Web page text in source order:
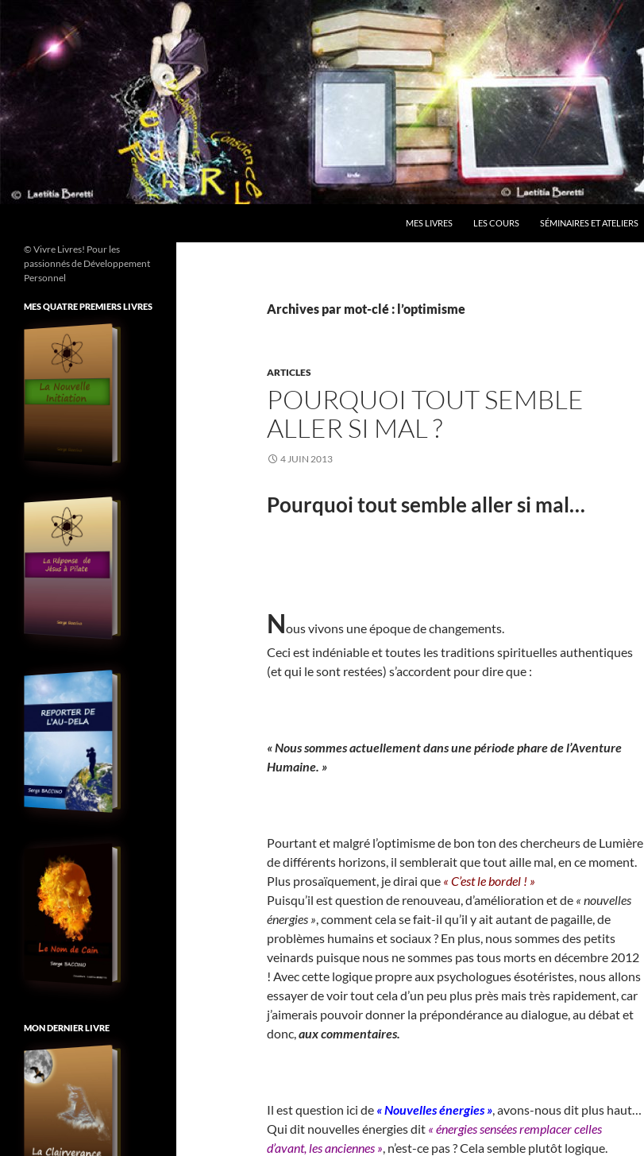
contenu
MES LIVRES LES COURS SÉMINAIRES ET ATELIERS
Archives par mot-clé : l’optimisme
ARTICLES
POURQUOI TOUT SEMBLE
ALLER SI MAL ?
4 JUIN 2013
Pourquoi tout semble aller si mal…
Nous vivons une époque de changements.
Ceci est indéniable et toutes les traditions spirituelles authentiques
(et qui le sont restées) s’accordent pour dire que :
« Nous sommes actuellement dans une période phare de l’Aventure
Humaine. »
Pourtant et malgré l’optimisme de bon ton des chercheurs de Lumière
de différents horizons, il semblerait que tout aille mal, en ce moment.
Plus prosaïquement, je dirai que « C’est le bordel ! »
Puisqu’il est question de renouveau, d’amélioration et de « nouvelles
énergies », comment cela se fait-il qu’il y ait autant de pagaille, de
problèmes humains et sociaux ? En plus, nous sommes des petits
veinards puisque nous ne sommes pas tous morts en décembre 2012
! Avec cette logique propre aux psychologues ésotéristes, nous allons
essayer de voir tout cela d’un peu plus près mais très rapidement, car
j’aimerais pouvoir donner la prépondérance au dialogue, au débat et
donc,aux commentaires.
Il est question ici de « Nouvelles énergies », avons-nous dit plus haut…
Qui dit nouvelles énergies dit « énergies sensées remplacer celles
d’avant, les anciennes », n’est-ce pas ? Cela semble plutôt logique.
© Vivre Livres! Pour les
passionnés de Développement
Personnel
MES QUATRE PREMIERS LIVRES
MON DERNIER LIVRE